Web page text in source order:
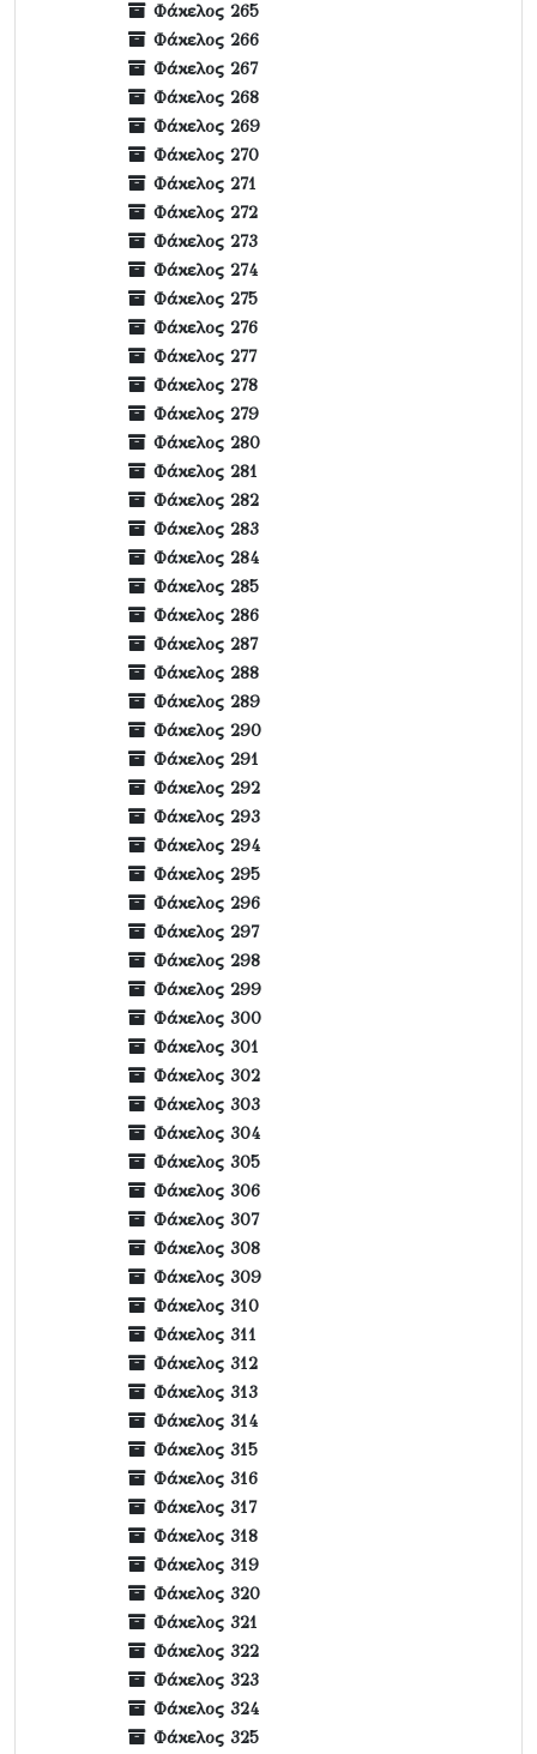
Φάκελος 265
Φάκελος 266
Φάκελος 267
Φάκελος 268
Φάκελος 269
Φάκελος 270
Φάκελος 271
Φάκελος 272
Φάκελος 273
Φάκελος 274
Φάκελος 275
Φάκελος 276
Φάκελος 277
Φάκελος 278
Φάκελος 279
Φάκελος 280
Φάκελος 281
Φάκελος 282
Φάκελος 283
Φάκελος 284
Φάκελος 285
Φάκελος 286
Φάκελος 287
Φάκελος 288
Φάκελος 289
Φάκελος 290
Φάκελος 291
Φάκελος 292
Φάκελος 293
Φάκελος 294
Φάκελος 295
Φάκελος 296
Φάκελος 297
Φάκελος 298
Φάκελος 299
Φάκελος 300
Φάκελος 301
Φάκελος 302
Φάκελος 303
Φάκελος 304
Φάκελος 305
Φάκελος 306
Φάκελος 307
Φάκελος 308
Φάκελος 309
Φάκελος 310
Φάκελος 311
Φάκελος 312
Φάκελος 313
Φάκελος 314
Φάκελος 315
Φάκελος 316
Φάκελος 317
Φάκελος 318
Φάκελος 319
Φάκελος 320
Φάκελος 321
Φάκελος 322
Φάκελος 323
Φάκελος 324
Φάκελος 325